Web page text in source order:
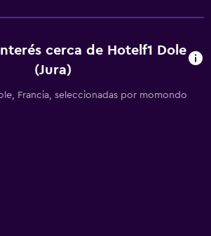
(botanas)cerca de Hotelf1 Dole
(Jura)
Francia, seleccionadas por momondo